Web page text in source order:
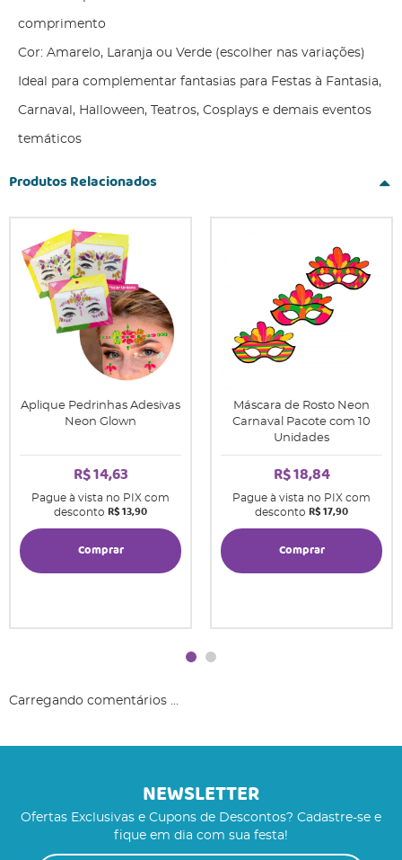
comprimento
Cor: Amarelo, Laranja ou Verde (escolher nas variações)
Ideal para complementar fantasias para Festas à Fantasia,
Carnaval, Halloween, Teatros, Cosplays e demais eventos
temáticos
Produtos Relacionados
Aplique Pedrinhas Adesivas
Neon Glown
R$ 14,63
Pague à vista no PIX com
desconto R$ 13,90
Comprar
Máscara de Rosto Neon
Carnaval Pacote com 10
Unidades
R$ 18,84
Pague à vista no PIX com
desconto R$ 17,90
Comprar
Carregando comentários ...
NEWSLETTER
Ofertas Exclusivas e Cupons de Descontos? Cadastre-se e
fique em dia com sua festa!